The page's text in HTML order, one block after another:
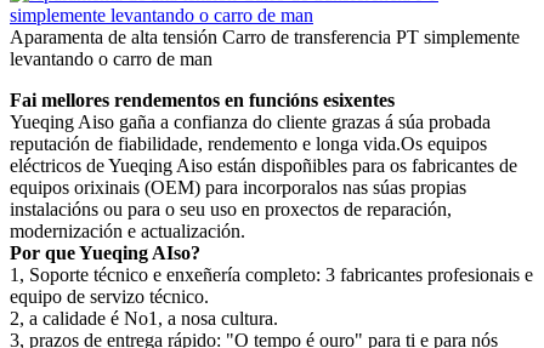
Aparamenta de alta tensión Carro de transferencia PT simplemente
levantando o carro de man
Fai mellores rendementos en funcións esixentes
Yueqing Aiso gaña a confianza do cliente grazas á súa probada
reputación de fiabilidade, rendemento e longa vida.Os equipos
eléctricos de Yueqing Aiso están dispoñibles para os fabricantes de
equipos orixinais (OEM) para incorporalos nas súas propias
instalacións ou para o seu uso en proxectos de reparación,
modernización e actualización.
Por que Yueqing AIso?
1, Soporte técnico e enxeñería completo: 3 fabricantes profesionais e
equipo de servizo técnico.
2, a calidade é No1, a nosa cultura.
3, prazos de entrega rápido: "O tempo é ouro" para ti e para nós